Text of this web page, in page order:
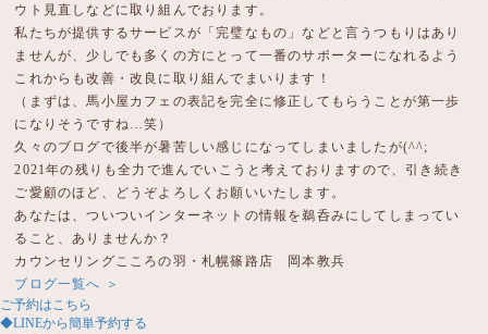
ウト見直しなどに取り組んでおります。
私たちが提供するサービスが「完璧なもの」などと言うつもりはあり
ませんが、少しでも多くの方にとって一番のサポーターになれるよう
これからも改善・改良に取り組んでまいります！
（まずは、馬小屋カフェの表記を完全に修正してもらうことが第一歩
になりそうですね…笑）
久々のブログで後半が暑苦しい感じになってしまいましたが(^^;
2021年の残りも全力で進んでいこうと考えておりますので、引き続き
ご愛顧のほど、どうぞよろしくお願いいたします。
あなたは、ついついインターネットの情報を鵜呑みにしてしまってい
ること、ありませんか？
カウンセリングこころの羽・札幌篠路店 岡本教兵
ブログ一覧へ ＞
ご予約はこちら
◆LINEから簡単予約する